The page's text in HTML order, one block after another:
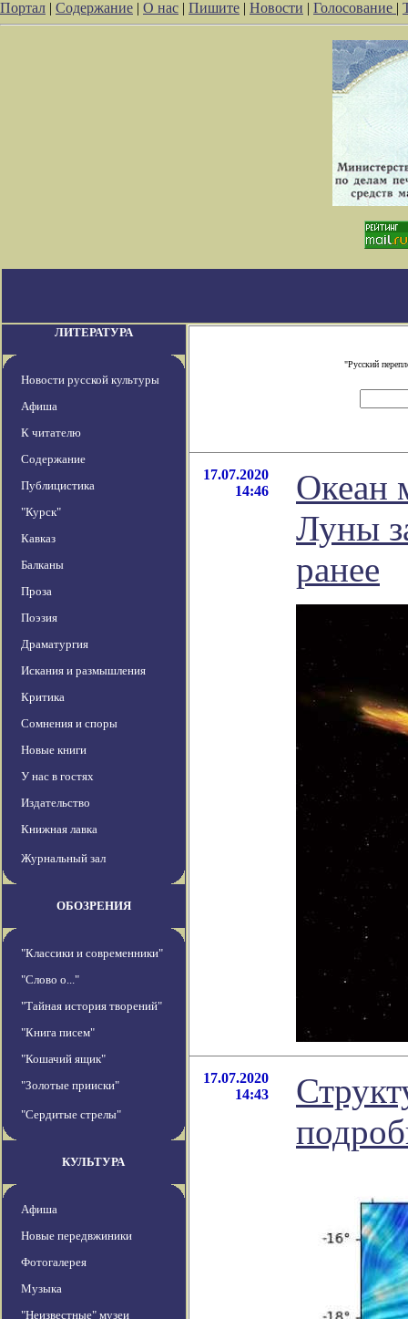
Портал | Содержание | О нас | Пишите | Новости | Голосование |
ЛИТЕРАТУРА
Новости русской культуры
Афиша
К читателю
Содержание
Публицистика
"Курск"
Кавказ
Балканы
Проза
Поэзия
Драматургия
Искания и размышления
Критика
Сомнения и споры
Новые книги
У нас в гостях
Издательство
Книжная лавка
Журнальный зал
ОБОЗРЕНИЯ
"Классики и современники"
"Слово о..."
"Тайная история творений"
"Книга писем"
"Кошачий ящик"
"Золотые прииски"
"Сердитые стрелы"
КУЛЬТУРА
Афиша
Новые передвжиники
Фотогалерея
Музыка
"Неизвестные" музеи
"Русский
17.07.2020
14:46
Океан
Луны
ранее
17.07.2020
14:43